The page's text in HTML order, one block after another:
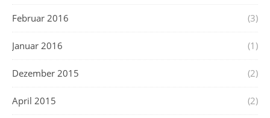
Februar 2016 (3)
Januar 2016 (1)
Dezember 2015 (2)
April 2015 (2)